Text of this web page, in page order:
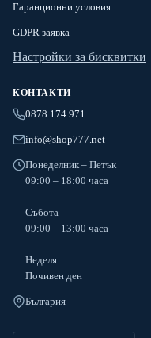
Гаранционни условия
GDPR заявка
Настройки за бисквитки
КОНТАКТИ
0878 174 971
info@shop777.net
Понеделник – Петък
09:00 – 18:00 часа
Събота
09:00 – 13:00 часа
Неделя
Почивен ден
България